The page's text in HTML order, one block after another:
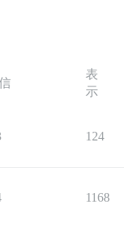
表
示
124
1168